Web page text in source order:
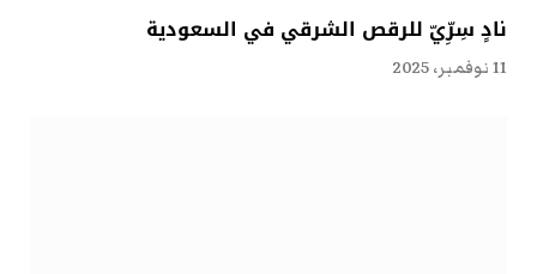
نادٍ سِرِّيّ للرقص الشرقي في السعودية
11 نوفمبر، 2025